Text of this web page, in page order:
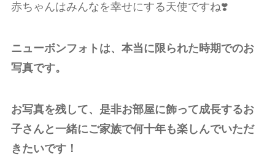
赤ちゃんはみんなを幸せにする天使ですね❣️
ニューボンフォトは、本当に限られた時期でのお
写真です。
お写真を残して、是非お部屋に飾って成長するお
子さんと一緒にご家族で何十年も楽しんでいただ
きたいです！